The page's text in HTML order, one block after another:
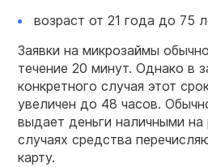
возраст от 21 года до 75
Заявки на микрозаймы
течение 20 минут. Однако в
конкретного случая этот
увеличен до 48 часов.
выдает деньги наличными на
случаях средства
карту.